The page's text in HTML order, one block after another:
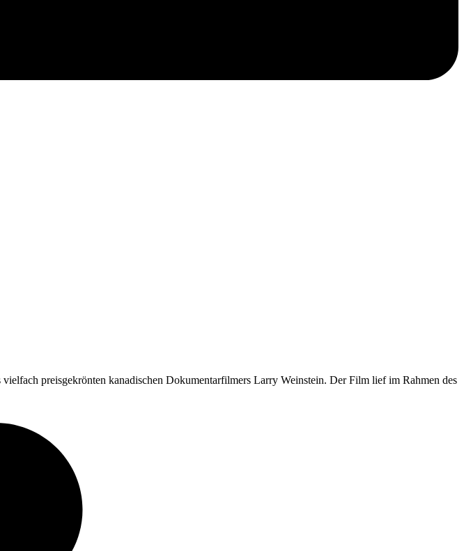
preisgekrönten kanadischen Dokumentarfilmers Larry Weinstein. Der Film lief im Rahmen des